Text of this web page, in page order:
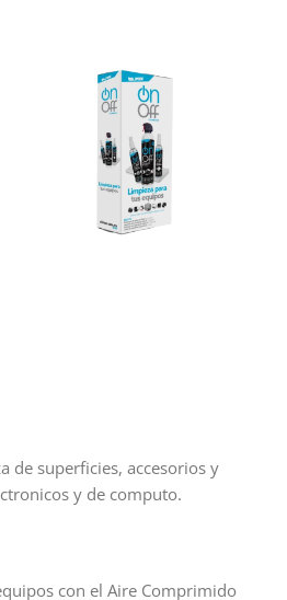
de superficies, accesorios y
y de computo.
con el Aire Comprimido